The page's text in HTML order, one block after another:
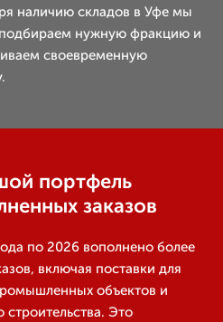
наличию складов в Уфе мы
нужную фракцию и
своевременную
портфель
заказов
по 2026 вополнено более
включая поставки для
объектов и
строительства. Это